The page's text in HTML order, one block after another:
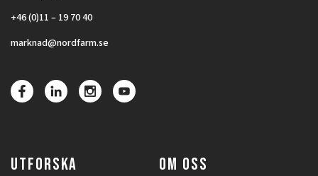
+46 (0)11 – 19 70 40
marknad@nordfarm.se
UTFORSKA OM OSS